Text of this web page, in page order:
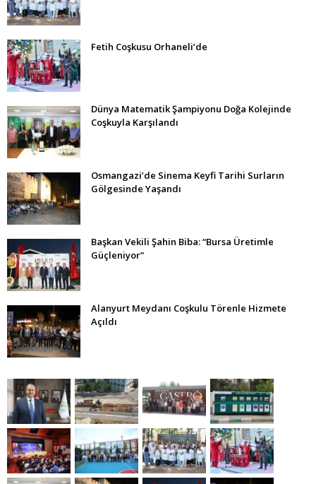
Fetih Coşkusu Orhaneli’de
Dünya Matematik Şampiyonu Doğa Kolejinde
Coşkuyla Karşılandı
Osmangazi’de Sinema Keyfi Tarihi Surların
Gölgesinde Yaşandı
Başkan Vekili Şahin Biba: “Bursa Üretimle
Güçleniyor”
Alanyurt Meydanı Coşkulu Törenle Hizmete
Açıldı